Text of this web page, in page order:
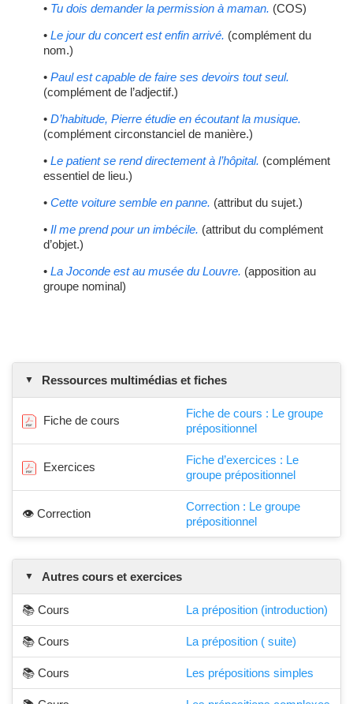
• Tu dois demander la permission à maman. (COS)
• Le jour du concert est enfin arrivé. (complément du
nom.)
• Paul est capable de faire ses devoirs tout seul.
(complément de l’adjectif.)
• D’habitude, Pierre étudie en écoutant la musique.
(complément circonstanciel de manière.)
• Le patient se rend directement à l’hôpital. (complément
essentiel de lieu.)
• Cette voiture semble en panne. (attribut du sujet.)
• Il me prend pour un imbécile. (attribut du complément
d’objet.)
• La Joconde est au musée du Louvre. (apposition au
groupe nominal)
Ressources multimédias et fiches
Fiche de cours
Fiche de cours : Le groupe
prépositionnel
Exercices
Fiche d’exercices : Le
groupe prépositionnel
👁️ Correction
Correction : Le groupe
prépositionnel
Autres cours et exercices
📚 Cours La préposition (introduction)
📚 Cours La préposition ( suite)
📚 Cours Les prépositions simples